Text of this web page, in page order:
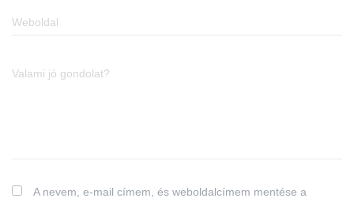
Weboldal
Valami jó gondolat?
A nevem, e-mail címem, és weboldalcímem mentése a